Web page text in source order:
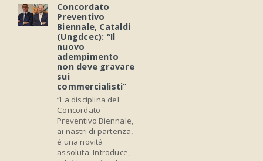
Concordato
Preventivo
Biennale, Cataldi
(Ungdcec): “Il
nuovo
adempimento
non deve gravare
sui
commercialisti”
“La disciplina del
Concordato
Preventivo Biennale,
ai nastri di partenza,
è una novità
assoluta. Introduce,